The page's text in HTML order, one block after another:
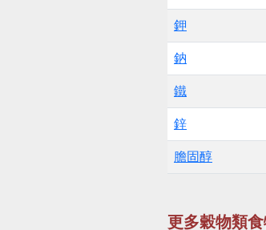
鉀
鈉
鐵
鋅
膽固醇
更多穀物類